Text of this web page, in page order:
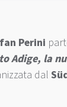
Perini
Adige, la
dal